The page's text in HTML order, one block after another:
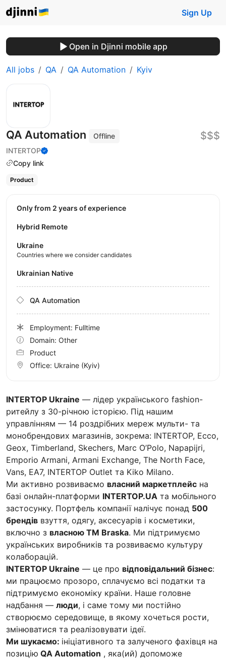
Sign Up
Open in Djinni mobile app
All jobs QA QA Automation Kyiv
QA Automation
Offline
INTERTOP
Copy link
$$$
Product
INTERTOP Ukraine — лідер українського fashion-
ритейлу з 30-річною історією. Під нашим
управлінням — 14 роздрібних мереж мульти- та
монобрендових магазинів, зокрема: INTERTOP, Ecco,
Geox, Timberland, Skechers, Marc O’Polo, Napapijri,
Emporio Armani, Armani Exchange, The North Face,
Vans, EA7, INTERTOP Outlet та Kiko Milano.
Ми активно розвиваємо власний маркетплейс на
базі онлайн-платформи INTERTOP.UA та мобільного
застосунку. Портфель компанії налічує понад 500
брендів взуття, одягу, аксесуарів і косметики,
включно з власною ТМ Braska. Ми підтримуємо
українських виробників та розвиваємо культуру
колаборацій.
INTERTOP Ukraine — це про відповідальний бізнес:
ми працюємо прозоро, сплачуємо всі податки та
підтримуємо економіку країни. Наше головне
надбання — люди, і саме тому ми постійно
створюємо середовище, в якому хочеться рости,
змінюватися та реалізовувати ідеї.
Ми шукаємо: ініціативного та залученого фахівця на
позицію QA Automation , яка(ий) допоможе
Only from 2 years of experience
Hybrid Remote
Ukraine
Countries where we consider candidates
Ukrainian Native
QA Automation
Employment: Fulltime
Domain: Other
Product
Office: Ukraine (Kyiv)